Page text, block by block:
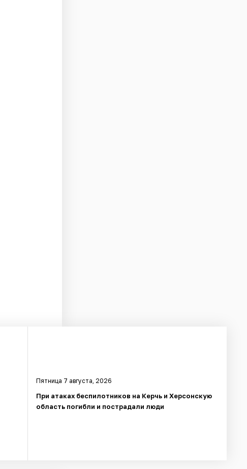
Пятница 7 августа, 2026
При атаках беспилотников на Керчь и Херсонскую
область погибли и пострадали люди